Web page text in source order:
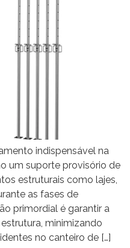
indispensável na
um suporte provisório de
estruturais como lajes,
as fases de
primordial é garantir a
minimizando
no canteiro de […]